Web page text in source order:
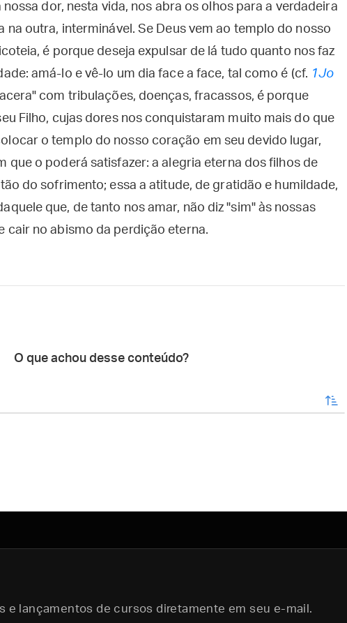
nossa dor, nesta vida, nos abra os olhos para a verdadeira
na outra, interminável. Se Deus vem ao templo do nosso
é porque deseja expulsar de lá tudo quanto nos faz
amá-lo e vê-lo um dia face a face, tal como é (cf. 1Jo
com tribulações, doenças, fracassos, é porque
Filho, cujas dores nos conquistaram muito mais do que
o templo do nosso coração em seu devido lugar,
que o poderá satisfazer: a alegria eterna dos filhos de
do sofrimento; essa a atitude, de gratidão e humildade,
que, de tanto nos amar, não diz "sim" às nossas
cair no abismo da perdição eterna.
O que achou desse conteúdo?
enviar
e lançamentos de cursos diretamente em seu e-mail.